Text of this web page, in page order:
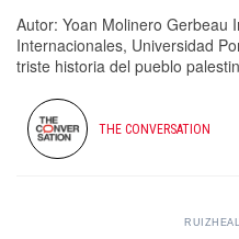
Autor: Yoan Molinero Gerbeau
Internacionales, Universidad
triste historia del pueblo
THE CONVERSATION